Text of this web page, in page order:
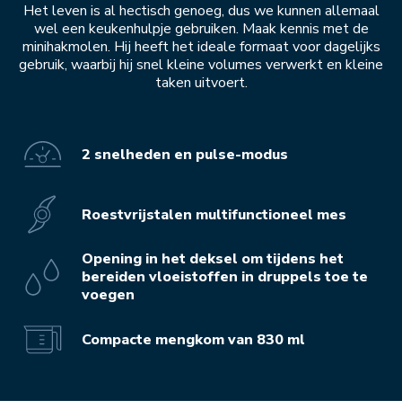
Het leven is al hectisch genoeg, dus we kunnen allemaal
wel een keukenhulpje gebruiken. Maak kennis met de
minihakmolen. Hij heeft het ideale formaat voor dagelijks
gebruik, waarbij hij snel kleine volumes verwerkt en kleine
taken uitvoert.
2 snelheden en pulse-modus
Roestvrijstalen multifunctioneel mes
Opening in het deksel om tijdens het
bereiden vloeistoffen in druppels toe te
voegen
Compacte mengkom van 830 ml